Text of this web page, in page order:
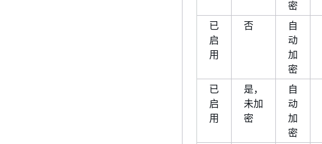
密
已
启
用
否
自
动
加
密
已
启
用
是，
未加
密
自
动
加
密